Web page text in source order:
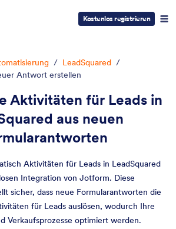
Kostenlos registrieren
/ LeadSquared /
Antwort erstellen
Aktivitäten für Leads in
aus neuen
Aktivitäten für Leads in LeadSquared
Integration von Jotform. Diese
sicher, dass neue Formularantworten die
für Leads auslösen, wodurch Ihre
Verkaufsprozesse optimiert werden.